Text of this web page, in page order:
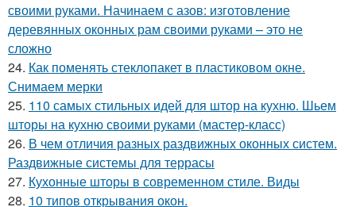
своими руками. Начинаем с азов: изготовление
деревянных оконных рам своими руками – это не
сложно
24. Как поменять стеклопакет в пластиковом окне.
Снимаем мерки
25. 110 самых стильных идей для штор на кухню. Шьем
шторы на кухню своими руками (мастер-класс)
26. В чем отличия разных раздвижных оконных систем.
Раздвижные системы для террасы
27. Кухонные шторы в современном стиле. Виды
28. 10 типов открывания окон.